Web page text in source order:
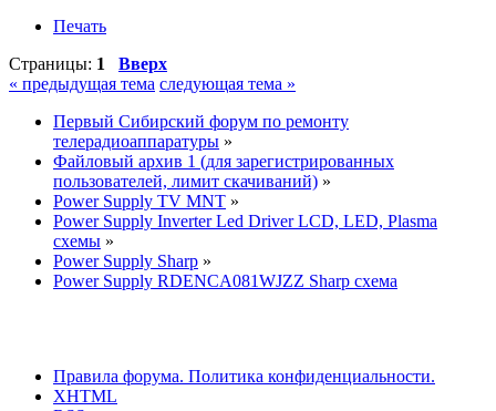
Печать
Страницы: 1
Вверх
« предыдущая тема следующая тема »
Первый Сибирский форум по ремонту
телерадиоаппаратуры »
Файловый архив 1 (для зарегистрированных
пользователей, лимит скачиваний) »
Power Supply TV MNT »
Power Supply Inverter Led Driver LCD, LED, Plasma
схемы »
Power Supply Sharp »
Power Supply RDENCA081WJZZ Sharp схема
Правила форума. Политика конфиденциальности.
XHTML